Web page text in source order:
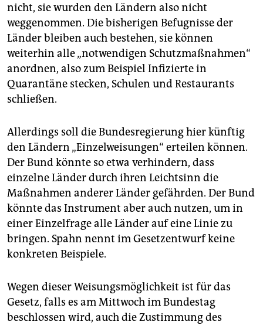
nicht, sie wurden den Ländern also nicht
weggenommen. Die bisherigen Befugnisse der
Länder bleiben auch bestehen, sie können
weiterhin alle „notwendigen Schutzmaßnahmen“
anordnen, also zum Beispiel Infizierte in
Quarantäne stecken, Schulen und Restaurants
schließen.
Allerdings soll die Bundesregierung hier künftig
den Ländern „Einzelweisungen“ erteilen können.
Der Bund könnte so etwa verhindern, dass
einzelne Länder durch ihren Leichtsinn die
Maßnahmen anderer Länder gefährden. Der Bund
könnte das Instrument aber auch nutzen, um in
einer Einzelfrage alle Länder auf eine Linie zu
bringen. Spahn nennt im Gesetzentwurf keine
konkreten Beispiele.
Wegen dieser Weisungsmöglichkeit ist für das
Gesetz, falls es am Mittwoch im Bundestag
beschlossen wird, auch die Zustimmung des